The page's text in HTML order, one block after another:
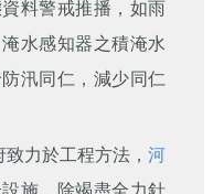
料警戒推播，如雨
水感知器之積淹水
汛同仁，減少同仁
力於工程方法， 河
施，除竭盡全力針